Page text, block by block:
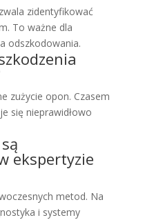
zidentyfikować
To ważne dla
odszkodowania.
zużycie opon. Czasem
się nieprawidłowo
ekspertyzie
metod. Na
i systemy